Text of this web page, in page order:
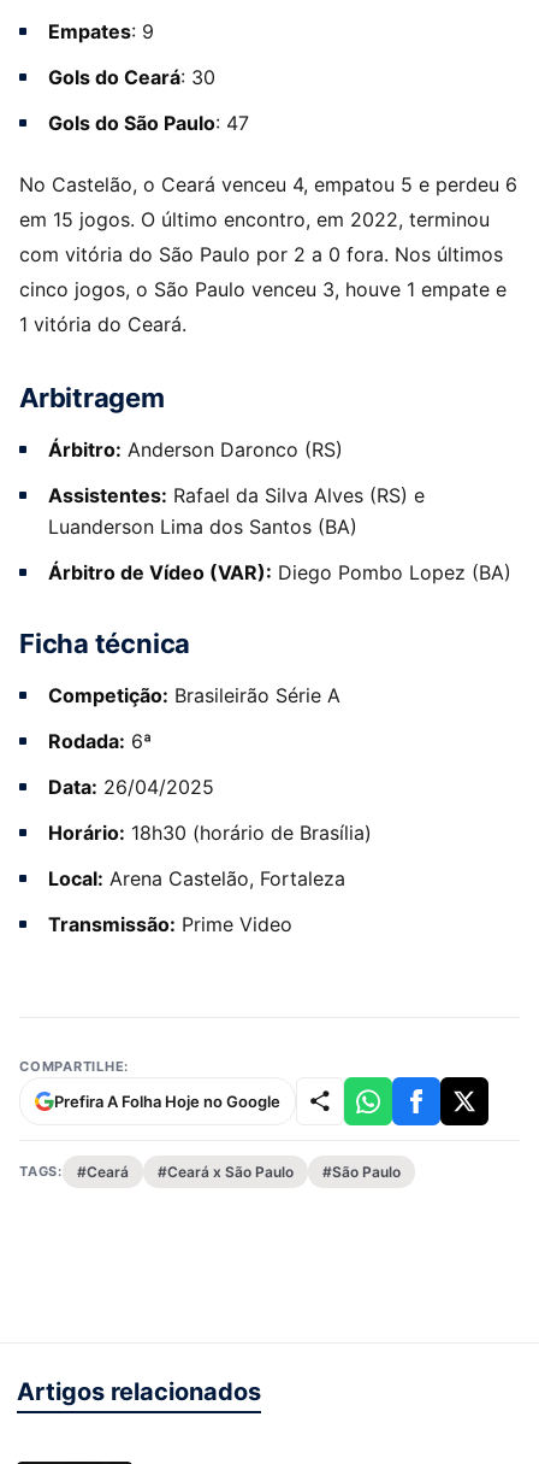
Empates: 9
Gols do Ceará: 30
Gols do São Paulo: 47
No Castelão, o Ceará venceu 4, empatou 5 e perdeu 6
em 15 jogos. O último encontro, em 2022, terminou
com vitória do São Paulo por 2 a 0 fora. Nos últimos
cinco jogos, o São Paulo venceu 3, houve 1 empate e
1 vitória do Ceará.
Arbitragem
Árbitro: Anderson Daronco (RS)
Assistentes: Rafael da Silva Alves (RS) e
Luanderson Lima dos Santos (BA)
Árbitro de Vídeo (VAR): Diego Pombo Lopez (BA)
Ficha técnica
Competição: Brasileirão Série A
Rodada: 6ª
Data: 26/04/2025
Horário: 18h30 (horário de Brasília)
Local: Arena Castelão, Fortaleza
Transmissão: Prime Video
COMPARTILHE:
Prefira A Folha Hoje no Google
TAGS: #Ceará #Ceará x São Paulo #São Paulo
Artigos relacionados